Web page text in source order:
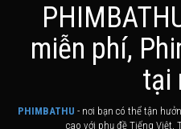
Khuyển Dạ Xoa
miễn phí,
tại
PHIMBATHU - nơi bạn có thể tận
cao với phụ đề Tiếng Việt,